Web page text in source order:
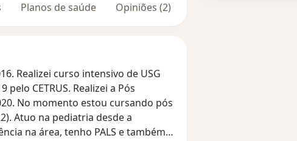
Planos de saúde Opiniões (2)
Realizei curso intensivo de USG
No momento estou cursando pós
Atuo na pediatria desde a
na área, tenho PALS e também